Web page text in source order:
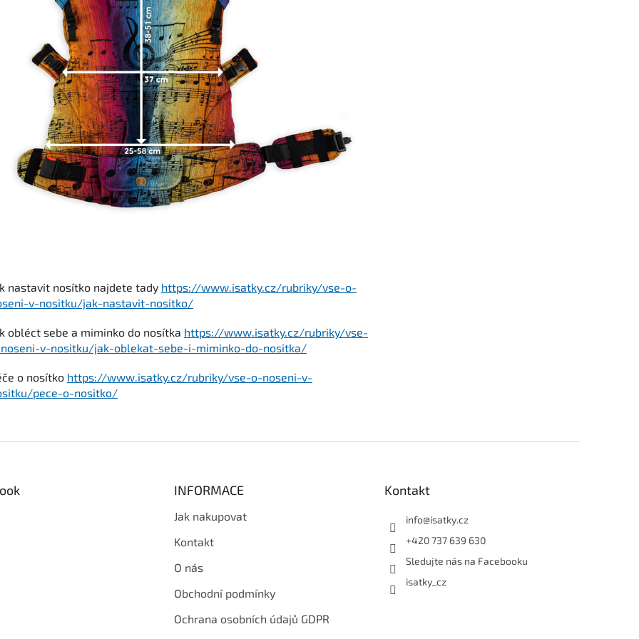
nastavit nosítko najdete tady https://www.isatky.cz/rubriky/vse-o-
v-nositku/jak-nastavit-nositko/
obléct sebe a miminko do nosítka https://www.isatky.cz/rubriky/vse-
v-nositku/jak-oblekat-sebe-i-miminko-do-nositka/
o nosítko https://www.isatky.cz/rubriky/vse-o-noseni-v-
pece-o-nositko/
INFORMACE
Jak nakupovat
Kontakt
O nás
Obchodní podmínky
Ochrana osobních údajů GDPR
Kontakt
info@isatky.cz
+420 737 639 630
Sledujte nás na Facebooku
isatky_cz